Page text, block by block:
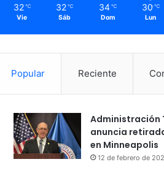
32 ℃
Vie
32 ℃
Sáb
34 ℃
Dom
30 ℃
Lun
Popular Reciente
Administración
anuncia
en Minneapolis
12 de febrero de